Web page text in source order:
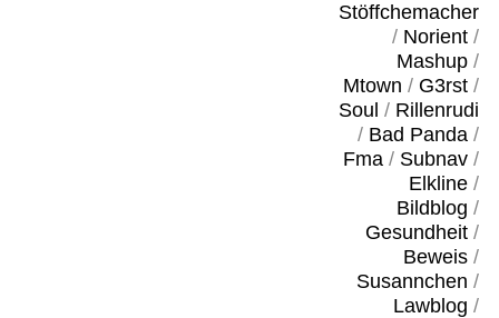
Stöffchemacher
/ Norient/
Mashup/
Mtown / G3rst/
Soul / Rillenrudi
/ Bad Panda/
Fma/ Subnav/
Elkline/
Bildblog /
Gesundheit/
Beweis/
Susannchen /
Lawblog /